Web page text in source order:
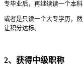
专毕业后，再继续读一个本
或者是只读一个大专学历，
让积分达标。
2、获得中级职称